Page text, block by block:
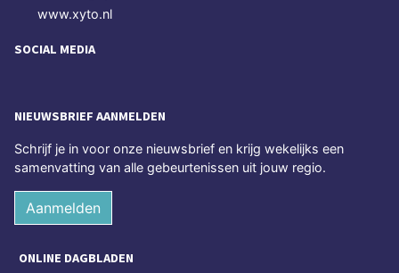
www.xyto.nl
SOCIAL MEDIA
NIEUWSBRIEF AANMELDEN
Schrijf je in voor onze nieuwsbrief en krijg wekelijks een
samenvatting van alle gebeurtenissen uit jouw regio.
Aanmelden
ONLINE DAGBLADEN